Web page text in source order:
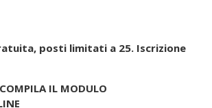
posti limitati a 25. Iscrizione
COMPILA IL MODULO